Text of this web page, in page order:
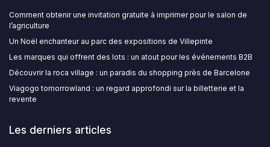
Comment obtenir une invitation gratuite à imprimer pour le salon de
l’agriculture
Un Noël enchanteur au parc des expositions de Villepinte
Les marques qui offrent des lots : un atout pour les événements B2B
Découvrir la roca village : un paradis du shopping près de Barcelone
Viagogo tomorrowland : un regard approfondi sur la billetterie et la
revente
Les derniers articles